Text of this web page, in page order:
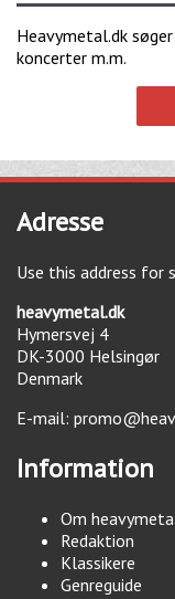
Heavymetal.dk
koncerter m.m.
Adresse
Use this address for
heavymetal.dk
Hymersvej 4
DK-3000 Helsingør
Denmark
E-mail:
Information
Om
Redaktion
Klassikere
Genreguide